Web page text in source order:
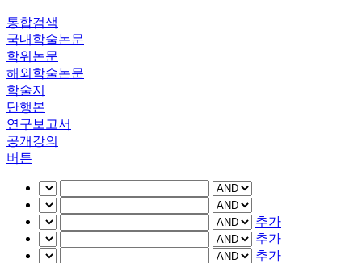
통합검색
국내학술논문
학위논문
해외학술논문
학술지
단행본
연구보고서
공개강의
버튼
추가
추가
추가